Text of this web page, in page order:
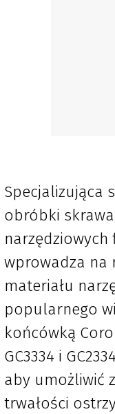
Specjalizująca
obróbki
wprowadza na
materiału
popularnego
końcówką
GC3334 i
aby umożliwić
trwałości